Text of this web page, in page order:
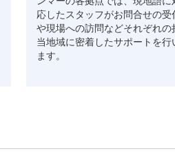
応したスタッフがお問合せの受
や現場への訪問などそれぞれの
当地域に密着したサポートを行
ます。